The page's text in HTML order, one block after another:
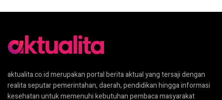
aktualita.co.id merupakan portal berita aktual yang tersaji dengan
realita seputar pemerintahan, daerah, pendidikan hingga informasi
kesehatan untuk memenuhi kebutuhan pembaca masyarakat